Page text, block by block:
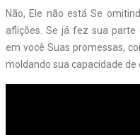
Não, Ele não está Se
aflições. Se já fez sua parte
em você Suas promessas,
moldando sua capacidade de